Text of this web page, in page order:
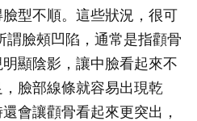
型不順。這些狀況，很可
謂臉頰凹陷，通常是指顴骨
顯陰影，讓中臉看起來不
臉部線條就容易出現乾
會讓顴骨看起來更突出，